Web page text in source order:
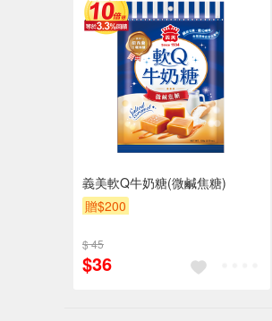
義美軟Q牛奶糖(微鹹焦糖)
贈$200
$ 45
$36